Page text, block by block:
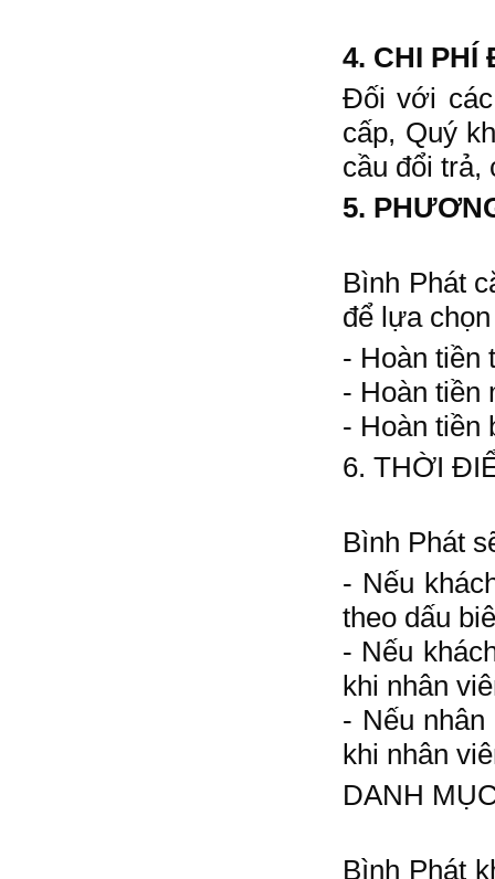
4. CHI PHÍ
Đối với
cấp, Quý
cầu đổi trả,
5.
Bình Phát
để lựa
- Hoàn tiền
- Hoàn tiền
- Hoàn tiền
6. THỜI
Bình Phát
- Nếu
theo dấu
- Nếu
khi nhân
- Nếu
khi nhân
DANH
Bình Phát